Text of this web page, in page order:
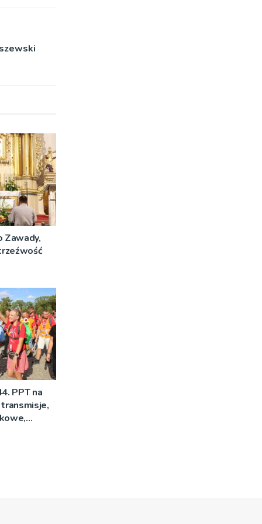
Zawady,
PPT na
transmisje,